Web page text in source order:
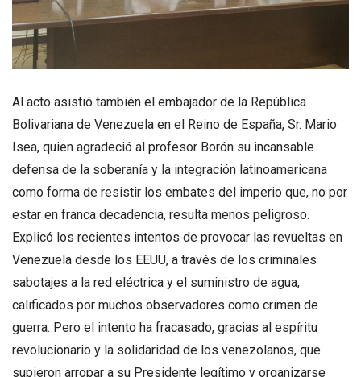
Al acto asistió también el embajador de la República
Bolivariana de Venezuela en el Reino de España, Sr. Mario
Isea, quien agradeció al profesor Borón su incansable
defensa de la soberanía y la integración latinoamericana
como forma de resistir los embates del imperio que, no por
estar en franca decadencia, resulta menos peligroso.
Explicó los recientes intentos de provocar las revueltas en
Venezuela desde los EEUU, a través de los criminales
sabotajes a la red eléctrica y el suministro de agua,
calificados por muchos observadores como crimen de
guerra. Pero el intento ha fracasado, gracias al espíritu
revolucionario y la solidaridad de los venezolanos, que
supieron arropar a su Presidente legítimo y organizarse